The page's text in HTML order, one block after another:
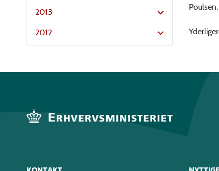
2013
2012
Poulsen.